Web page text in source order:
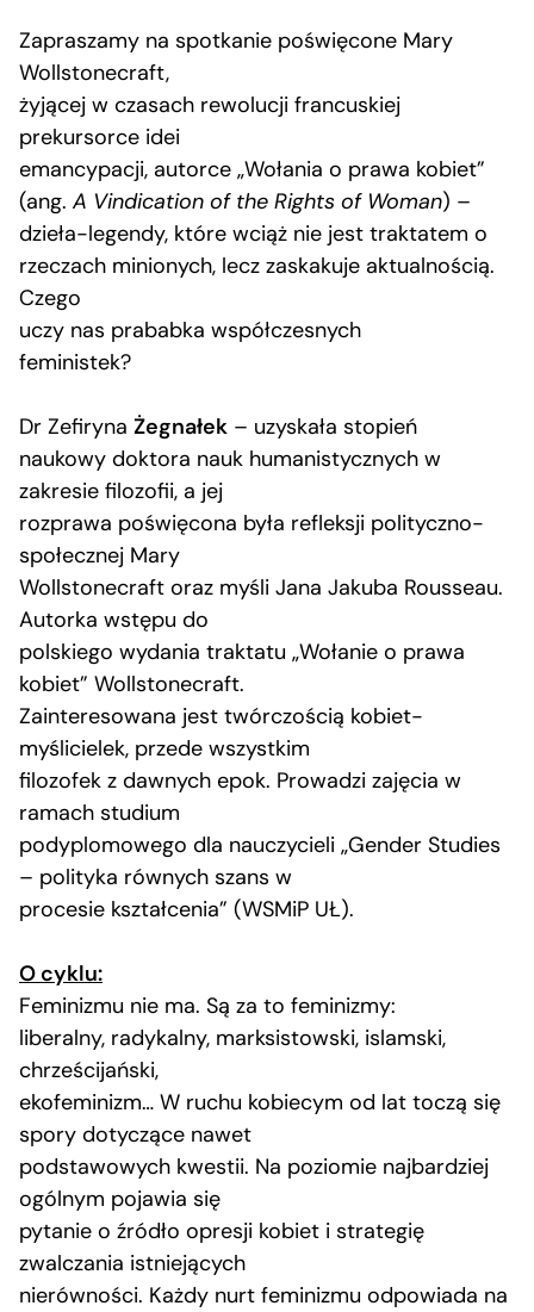
Zapraszamy na spotkanie poświęcone Mary
Wollstonecraft,
żyjącej w czasach rewolucji francuskiej
prekursorce idei
emancypacji, autorce „Wołania o prawa kobiet”
(ang. A Vindication of the Rights of Woman) –
dzieła-legendy, które wciąż nie jest traktatem o
rzeczach minionych, lecz zaskakuje aktualnością.
Czego
uczy nas prababka współczesnych
feministek?
Dr Zefiryna Żegnałek – uzyskała stopień
naukowy doktora nauk humanistycznych w
zakresie filozofii, a jej
rozprawa poświęcona była refleksji polityczno-
społecznej Mary
Wollstonecraft oraz myśli Jana Jakuba Rousseau.
Autorka wstępu do
polskiego wydania traktatu „Wołanie o prawa
kobiet” Wollstonecraft.
Zainteresowana jest twórczością kobiet-
myślicielek, przede wszystkim
filozofek z dawnych epok. Prowadzi zajęcia w
ramach studium
podyplomowego dla nauczycieli „Gender Studies
– polityka równych szans w
procesie kształcenia” (WSMiP UŁ).
O cyklu:
Feminizmu nie ma. Są za to feminizmy:
liberalny, radykalny, marksistowski, islamski,
chrześcijański,
ekofeminizm… W ruchu kobiecym od lat toczą się
spory dotyczące nawet
podstawowych kwestii. Na poziomie najbardziej
ogólnym pojawia się
pytanie o źródło opresji kobiet i strategię
zwalczania istniejących
nierówności. Każdy nurt feminizmu odpowiada na